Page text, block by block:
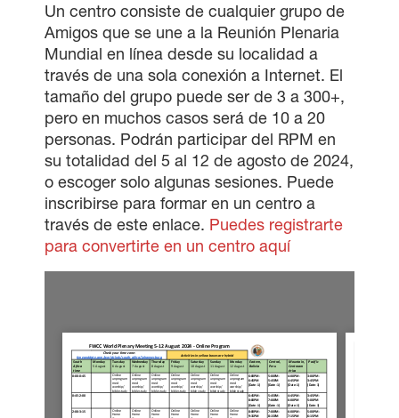
Un centro consiste de cualquier grupo de
Amigos que se une a la Reunión Plenaria
Mundial en línea desde su localidad a
través de una sola conexión a Internet. El
tamaño del grupo puede ser de 3 a 300+,
pero en muchos casos será de 10 a 20
personas. Podrán participar del RPM en
su totalidad del 5 al 12 de agosto de 2024,
o escoger solo algunas sesiones. Puede
inscribirse para formar en un centro a
través de este enlace. Puedes registrarte
para convertirte en un centro aquí